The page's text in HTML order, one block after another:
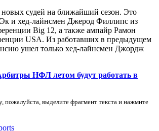
судей на ближайший сезон. Это
и хед-лайнсмен Джерод Филлипс из
Big 12, а также ампайр Рамон
USA. Из работавших в предыдущем
ушел только хед-лайнсмен Джордж
НФЛ летом будут работать в
выделите фрагмент текста и нажмите